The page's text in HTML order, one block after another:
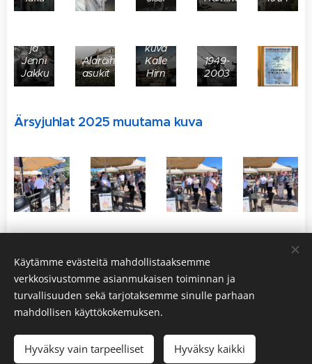
ja
Jenni
Jakku
Alaräihän
asukit
uiton
kuva
Kalle
Hirn
1949-
2003
Ärsyjuhlat 2025 muutama kuva
Käytämme evästeitä mahdollistaaksemme
verkkosivustomme asianmukaisen toiminnan ja
turvallisuuden sekä tarjotaksemme sinulle parhaan
mahdollisen käyttökokemuksen.
Hyväksy vain tarpeelliset Hyväksy kaikki